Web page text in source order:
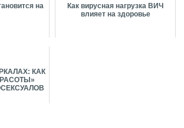
на
Как вирусная нагрузка ВИЧ
влияет на здоровье
КАК